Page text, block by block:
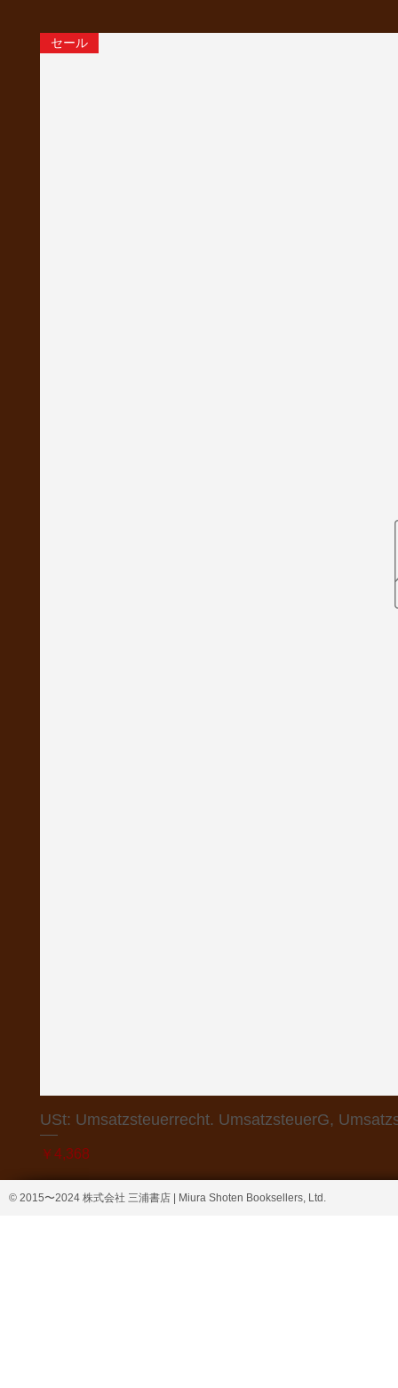
セール
USt: Umsatzsteuerrecht. UmsatzsteuerG,
価格
￥4,368
© 2015〜2024 株式会社 三浦書店 | Miura Shoten Booksellers, Ltd.